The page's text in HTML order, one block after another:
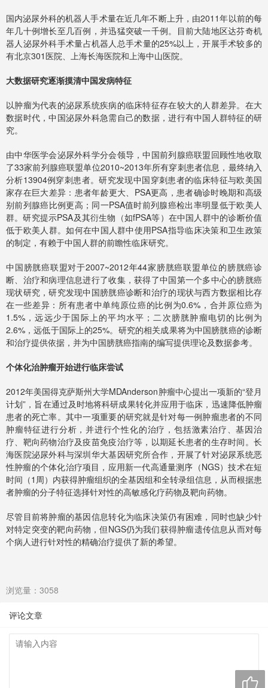
国内泌尿外科的机器人手术量在近几年不断上升，由2011年以前的每
年几十例增长至几百例，并迅猛突破一千例。目前大陆地区达芬奇机
器人泌尿外科手术量占机器人总手术量的25%以上，开展手术较多的
有北京301医院、上海长海医院和上海中山医院。
大数据研究逐渐摸清中国发病特征
以肿瘤为代表的泌尿系统疾病的临床特征存在较大的人群差异。在大
数据时代，中国泌尿外科急需自己的数据，进行有中国人群特征的研
究。
由中华医学会泌尿外科学分会领导，中国前列腺癌联盟回顾性地收取
了33家前列腺癌联盟单位2010~2013年所有穿刺患者信息，最终纳入
分析13904例穿刺患者。研究发现中国穿刺患者的临床特征与欧美国
家存在巨大差异：患者年龄更大、PSA更高，患者确诊时晚期和高级
别前列腺癌比例更高；同一PSA值时前列腺癌检出率明显低于欧美人
群。研究提示PSA及其衍生物（如fPSA等）在中国人群中的诊断价值
低于欧美人群。如何在中国人群中使用PSA指导临床决策和卫生政策
的制定，有赖于中国人群的前瞻性临床研究。
中国膀胱癌联盟对于2007~2012年44家膀胱癌联盟单位的膀胱癌诊
断、治疗和病理信息进行了收集，获得了中国第一个多中心的膀胱癌
现状研究，研究发现中国膀胱癌诊断和治疗的现状与西方数据相比存
在一些差异：所有患者中单纯原位癌的比例为0.6%，合并原位癌为
1.5%，远远少于国际上的平均水平；二次膀胱肿瘤电切的比例为
2.6%，远低于国际上的25%。研究的相关成果将为中国膀胱癌的诊断
和治疗提供依据，并为中国膀胱癌指南的编写提供理论及数据参考。
个体化治肿瘤开始进行临床尝试
2012年美国得克萨斯州大学MDAnderson肿瘤中心提出一项新的“登月
计划”，旨在通过及时地将科研成果转化并应用于临床，迅速降低肿瘤
患者的死亡率。其中一项重要的研究就是针对每一例肿瘤患者的不同
肿瘤特征进行分析，并进行个性化的治疗，包括激素治疗、基因治
疗、靶向药物治疗及疫苗免疫治疗等，以期延长患者的生存时间。长
海医院泌尿外科与深圳华大基因研究所合作，开展了针对泌尿系统恶
性肿瘤的个体化治疗项目，应用新一代高通量测序（NGS）技术在短
时间（1周）内获得肿瘤组织的全基因组和全转录组信息，从而根据患
者肿瘤的分子特征选择针对性的高敏感化疗药物及靶向药物。
尽管目前将肿瘤的基因信息转化为临床决策仍有困难，同时也缺少针
对特定突变的靶向药物，但NGS仍为我们获得肿瘤遗传信息从而对每
个病人进行针对性的精确治疗提供了新的希望。
浏览量：3058
评论文章